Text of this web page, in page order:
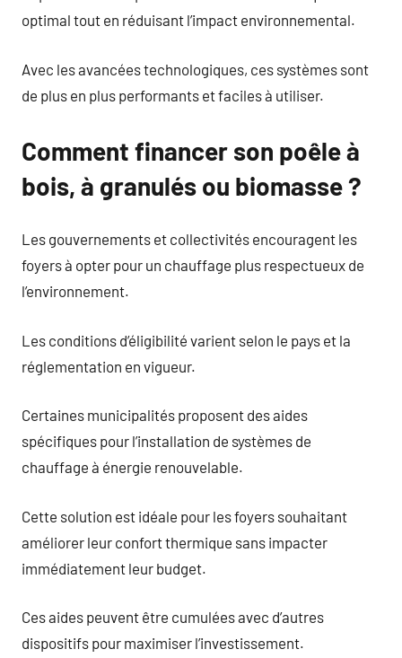
optimal tout en réduisant l’impact environnemental.
Avec les avancées technologiques, ces systèmes sont
de plus en plus performants et faciles à utiliser.
Comment financer son poêle à
bois, à granulés ou biomasse ?
Les gouvernements et collectivités encouragent les
foyers à opter pour un chauffage plus respectueux de
l’environnement.
Les conditions d’éligibilité varient selon le pays et la
réglementation en vigueur.
Certaines municipalités proposent des aides
spécifiques pour l’installation de systèmes de
chauffage à énergie renouvelable.
Cette solution est idéale pour les foyers souhaitant
améliorer leur confort thermique sans impacter
immédiatement leur budget.
Ces aides peuvent être cumulées avec d’autres
dispositifs pour maximiser l’investissement.